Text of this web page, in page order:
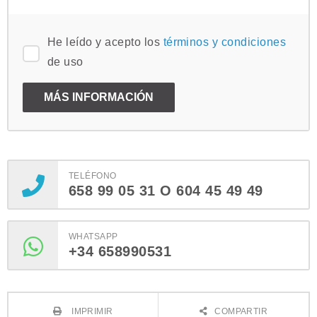
He leído y acepto los términos y condiciones
de uso
TELÉFONO
658 99 05 31 O 604 45 49 49
WHATSAPP
+34 658990531
IMPRIMIR COMPARTIR